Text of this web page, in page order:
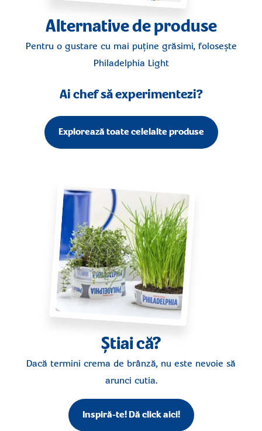
Alternative de produse
Pentru o gustare cu mai puține grăsimi, folosește
Philadelphia Light
Ai chef să experimentezi?
Explorează toate celelalte produse
Știai că?
Dacă termini crema de brânză, nu este nevoie să
arunci cutia.
Inspiră-te! Dă click aici!